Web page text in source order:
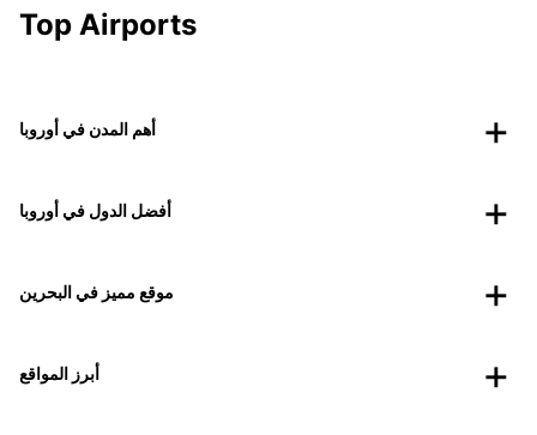
Top Airports
أهم المدن في أوروبا
أفضل الدول في أوروبا
موقع مميز في البحرين
أبرز المواقع